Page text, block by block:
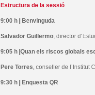
Estructura de la sessió
9:00 h | Benvinguda
Salvador Guillermo, director
9:05 h |Quan els riscos globals
Pere Torres, conseller de l’Institut
9:30 h | Enquesta QR